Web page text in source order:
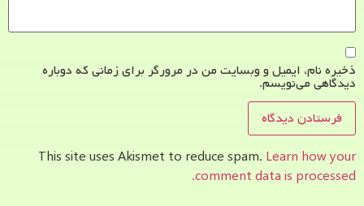
ذخیره نام، ایمیل و وبسایت من در مرورگر برای زمانی که دوباره
دیدگاهی می‌نویسم.
This site uses Akismet to reduce spam. Learn how your
comment data is processed.